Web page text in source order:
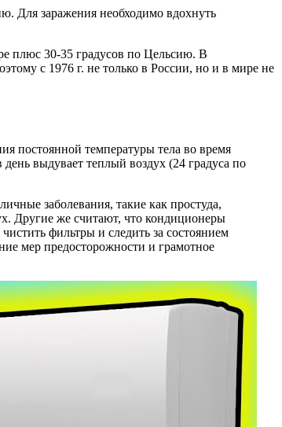
Для заражения необходимо вдохнуть
плюс 30-35 градусов по Цельсию. В
с 1976 г. не только в России, но и в мире не
постоянной температуры тела во время
выдувает теплый воздух (24 градуса по
заболевания, такие как простуда,
Другие же считают, что кондиционеры
фильтры и следить за состоянием
мер предосторожности и грамотное